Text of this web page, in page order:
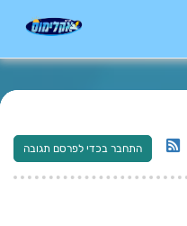
התחבר בכדי לפרסם תגובה